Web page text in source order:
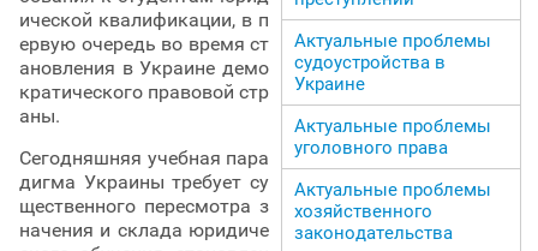
ической квалификации, в п
ервую очередь во время ст
ановления в Украине демо
кратического правовой стр
аны.
Сегодняшняя учебная пара
дигма Украины требует су
щественного пересмотра з
начения и склада юридиче
Актуальные проблемы
судоустройства в
Украине
Актуальные проблемы
уголовного права
Актуальные проблемы
хозяйственного
законодательства